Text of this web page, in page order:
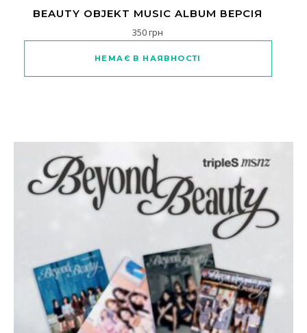
BEAUTY OBJEKT MUSIC ALBUM ВЕРСІЯ
350грн
НЕМАЄ В НАЯВНОСТІ